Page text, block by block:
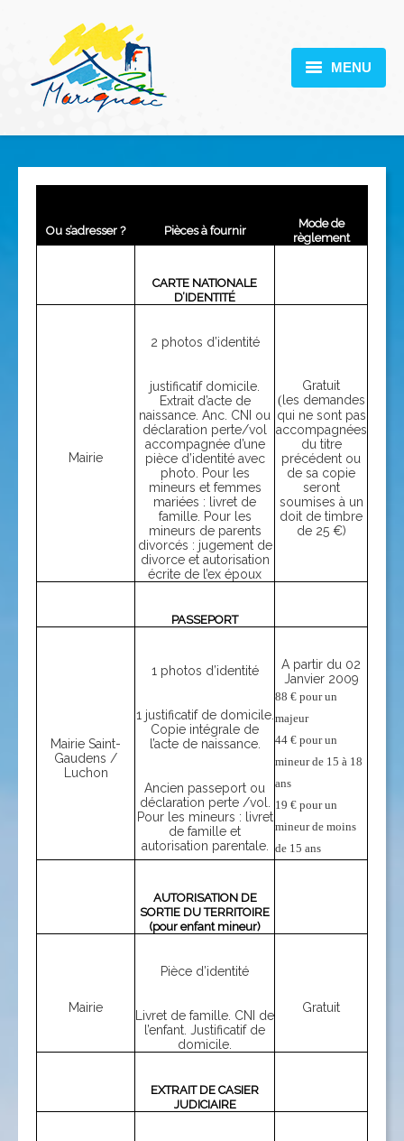
MENU
VIE PRATIQUE
SCOLARITÉ
Ou s’adresser ? Pièces à fournir
Mode de
règlement
CARTE NATIONALE
D’IDENTITÉ
Mairie
2 photos d’identité
justificatif domicile.
Extrait d’acte de
naissance. Anc. CNI ou
déclaration perte/vol
accompagnée d’une
pièce d’identité avec
photo. Pour les
mineurs et femmes
mariées : livret de
famille. Pour les
mineurs de parents
divorcés : jugement de
divorce et autorisation
écrite de l’ex époux
Gratuit
(les demandes
qui ne sont pas
accompagnées
du titre
précédent ou
de sa copie
seront
soumises à un
doit de timbre
de 25 €)
PASSEPORT
Mairie Saint-
Gaudens /
Luchon
1 photos d’identité
1 justificatif de domicile.
Copie intégrale de
l’acte de naissance.
Ancien passeport ou
déclaration perte /vol.
Pour les mineurs : livret
de famille et
autorisation parentale.
A partir du 02
Janvier 2009
88 € pour un
majeur
44 € pour un
mineur de 15 à 18
ans
19 € pour un
mineur de moins
de 15 ans
AUTORISATION DE
SORTIE DU TERRITOIRE
(pour enfant mineur)
Mairie
Pièce d’identité
Livret de famille. CNI de
l’enfant. Justificatif de
domicile.
Gratuit
EXTRAIT DE CASIER
JUDICIAIRE